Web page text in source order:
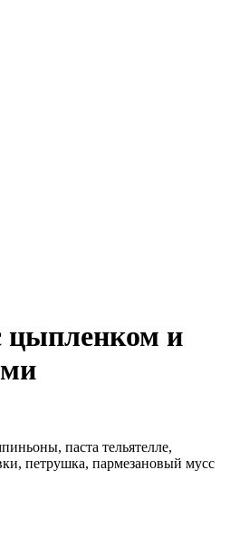
цыпленком и
паста тельятелле,
петрушка, пармезановый мусс